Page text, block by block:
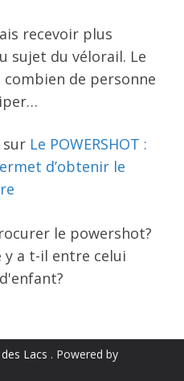
recevoir plus
sujet du vélorail. Le
de personne
sur Le POWERSHOT :
d’obtenir le
le powershot?
y a t-il entre celui
Lacs . Powered by